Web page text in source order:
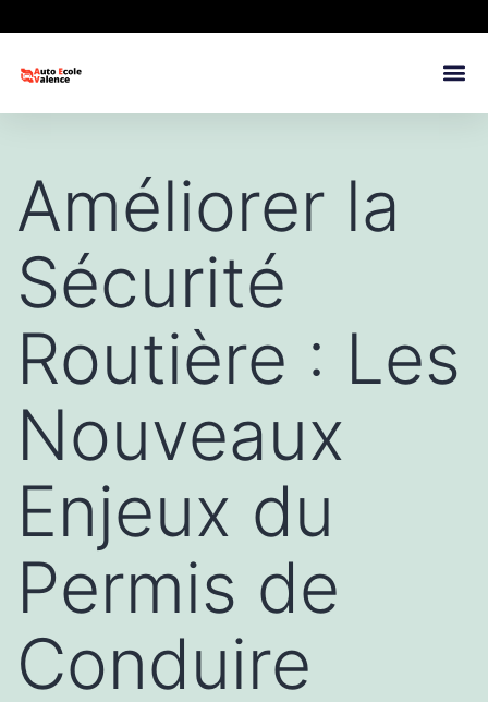
Améliorer la
Sécurité
Routière : Les
Nouveaux
Enjeux du
Permis de
Conduire